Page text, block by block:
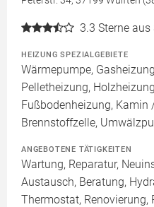
3.3 Sterne aus
HEIZUNG SPEZIALGEBIETE
Wärmepumpe,
Pelletheizung,
Fußbodenheizung, Kamin
Brennstoffzelle,
ANGEBOTENE TÄTIGKEITEN
Wartung, Reparatur,
Austausch, Beratung,
Thermostat, Renovierung,